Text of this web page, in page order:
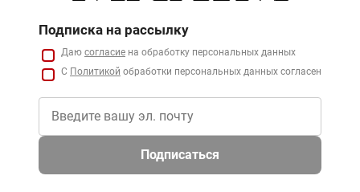
Подписка на рассылку
Даю согласие на обработку персональных данных
С Политикой обработки персональных данных согласен
Подписаться